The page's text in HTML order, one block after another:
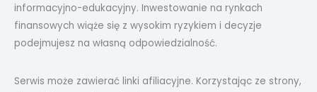
informacyjno-edukacyjny. Inwestowanie na rynkach
finansowych wiąże się z wysokim ryzykiem i decyzje
podejmujesz na własną odpowiedzialność.
Serwis może zawierać linki afiliacyjne. Korzystając ze strony,